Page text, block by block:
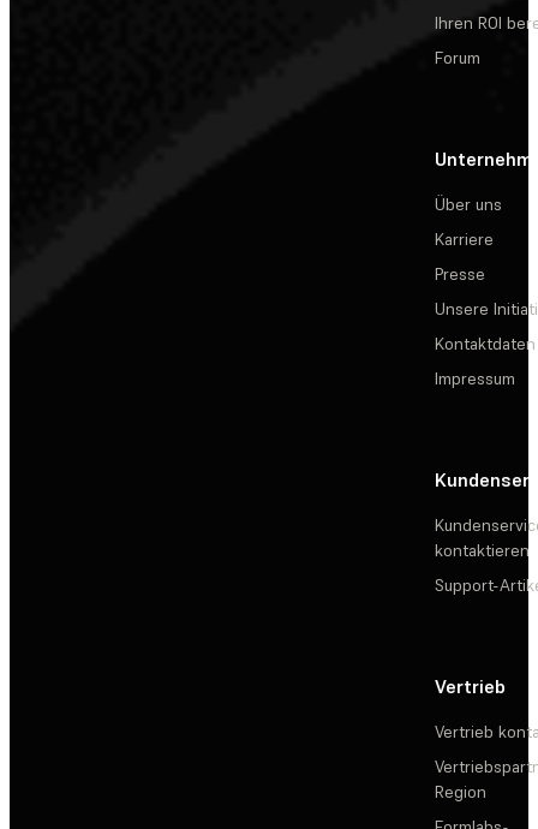
Ihren ROI
Forum
Über uns
Karriere
Presse
Unsere
Kontaktdaten
Impressum
kontaktieren
Support-
Vertrieb
Vertrieb
Region